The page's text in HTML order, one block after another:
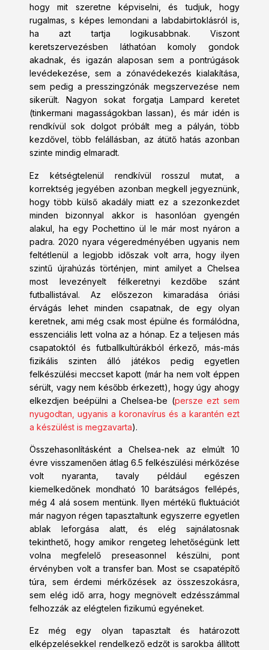
hogy mit szeretne képviselni, és tudjuk, hogy
rugalmas, s képes lemondani a labdabirtoklásról is,
ha azt tartja logikusabbnak. Viszont
keretszervezésben láthatóan komoly gondok
akadnak, és igazán alaposan sem a pontrúgások
levédekezése, sem a zónavédekezés kialakítása,
sem pedig a presszingzónák megszervezése nem
sikerült. Nagyon sokat forgatja Lampard keretet
(tinkermani magasságokban lassan), és már idén is
rendkívül sok dolgot próbált meg a pályán, több
kezdővel, több felállásban, az átütő hatás azonban
szinte mindig elmaradt.
Ez kétségtelenül rendkívül rosszul mutat, a
korrektség jegyében azonban megkell jegyeznünk,
hogy több külső akadály miatt ez a szezonkezdet
minden bizonnyal akkor is hasonlóan gyengén
alakul, ha egy Pochettino ül le már most nyáron a
padra. 2020 nyara végeredményében ugyanis nem
feltétlenül a legjobb időszak volt arra, hogy ilyen
szintű újrahúzás történjen, mint amilyet a Chelsea
most levezényelt félkeretnyi kezdőbe szánt
futballistával. Az előszezon kimaradása óriási
érvágás lehet minden csapatnak, de egy olyan
keretnek, ami még csak most épülne és formálódna,
esszenciális lett volna az a hónap. Ez a teljesen más
csapatoktól és futballkultúrákból érkező, más-más
fizikális szinten álló játékos pedig egyetlen
felkészülési meccset kapott (már ha nem volt éppen
sérült, vagy nem később érkezett), hogy úgy ahogy
elkezdjen beépülni a Chelsea-be (persze ezt sem
nyugodtan, ugyanis a koronavírus és a karantén ezt
a készülést is megzavarta).
Összehasonlításként a Chelsea-nek az elmúlt 10
évre visszamenően átlag 6.5 felkészülési mérkőzése
volt nyaranta, tavaly például egészen
kiemelkedőnek mondható 10 barátságos fellépés,
még 4 alá sosem mentünk. Ilyen mértékű fluktuációt
már nagyon régen tapasztaltunk egyszerre egyetlen
ablak leforgása alatt, és elég sajnálatosnak
tekinthető, hogy amikor rengeteg lehetőségünk lett
volna megfelelő preseasonnel készülni, pont
érvényben volt a transfer ban. Most se csapatépítő
túra, sem érdemi mérkőzések az összeszokásra,
sem elég idő arra, hogy megnövelt edzésszámmal
felhozzák az elégtelen fizikumú egyéneket.
Ez még egy olyan tapasztalt és határozott
elképzelésekkel rendelkező edzőt is sarokba állított